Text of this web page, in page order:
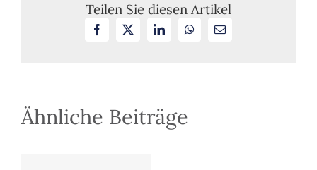
Teilen Sie diesen Artikel
Facebook LinkedInWhatsApp
E-
Ähnliche Beiträge